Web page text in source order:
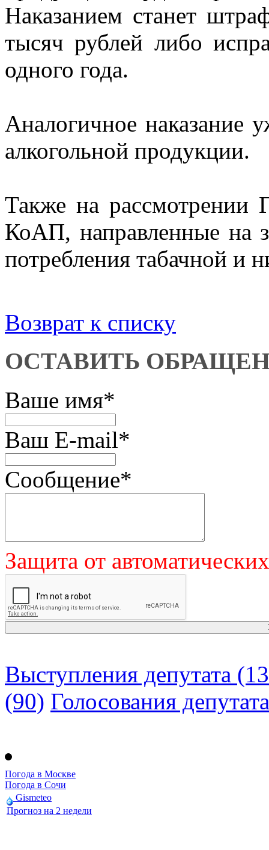
Наказанием станет
тысяч рублей либо
одного года.
Аналогичное наказание
алкогольной продукции.
Также на рассмотрении
КоАП, направленные на
потребления табачной и
Возврат к списку
ОСТАВИТЬ
Ваше имя*
Ваш E-mail*
Сообщение*
Защита от
Выступления депутата
(90) Голосования депутата
Погода в Москве
Погода в Сочи
Gismeteo
Прогноз на 2 недели